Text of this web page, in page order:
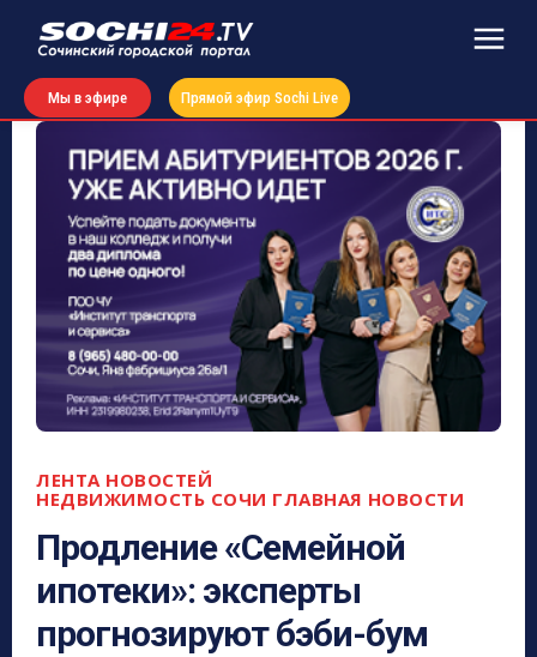
Мы в эфире Прямой эфир Sochi Live
ЛЕНТА НОВОСТЕЙ
НЕДВИЖИМОСТЬ СОЧИ ГЛАВНАЯ НОВОСТИ
Продление «Семейной
ипотеки»: эксперты
прогнозируют бэби-бум